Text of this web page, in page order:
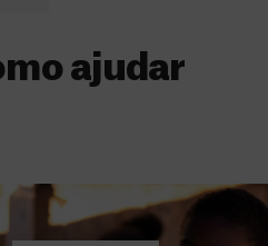
ajudar
nos a levar cuidados médicos
quem mais precisa.